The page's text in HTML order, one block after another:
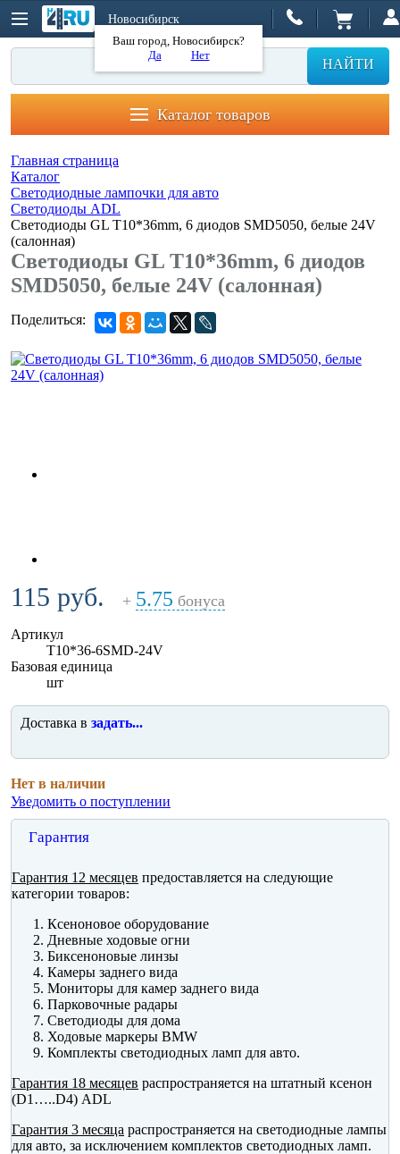
Новосибирск
Ваш город, Новосибирск?
Да
Нет
НАЙТИ
Каталог товаров
Главная страница
Каталог
Светодиодные лампочки для авто
Светодиоды ADL
Светодиоды GL T10*36mm, 6 диодов SMD5050, белые 24V
(салонная)
Светодиоды GL T10*36mm, 6 диодов
SMD5050, белые 24V (салонная)
Поделиться:
115 руб. + 5.75 бонуса
Артикул
T10*36-6SMD-24V
Базовая единица
шт
Доставка в задать...
Нет в наличии
Уведомить о поступлении
Гарантия
Гарантия 12 месяцев предоставляется на следующие
категории товаров:
Ксеноновое оборудование
Дневные ходовые огни
Биксеноновые линзы
Камеры заднего вида
Мониторы для камер заднего вида
Парковочные радары
Светодиоды для дома
Ходовые маркеры BMW
Комплекты светодиодных ламп для авто.
Гарантия 18 месяцев распространяется на штатный ксенон
(D1…..D4) ADL
Гарантия 3 месяца распространяется на светодиодные лампы
для авто, за исключением комплектов светодиодных ламп.